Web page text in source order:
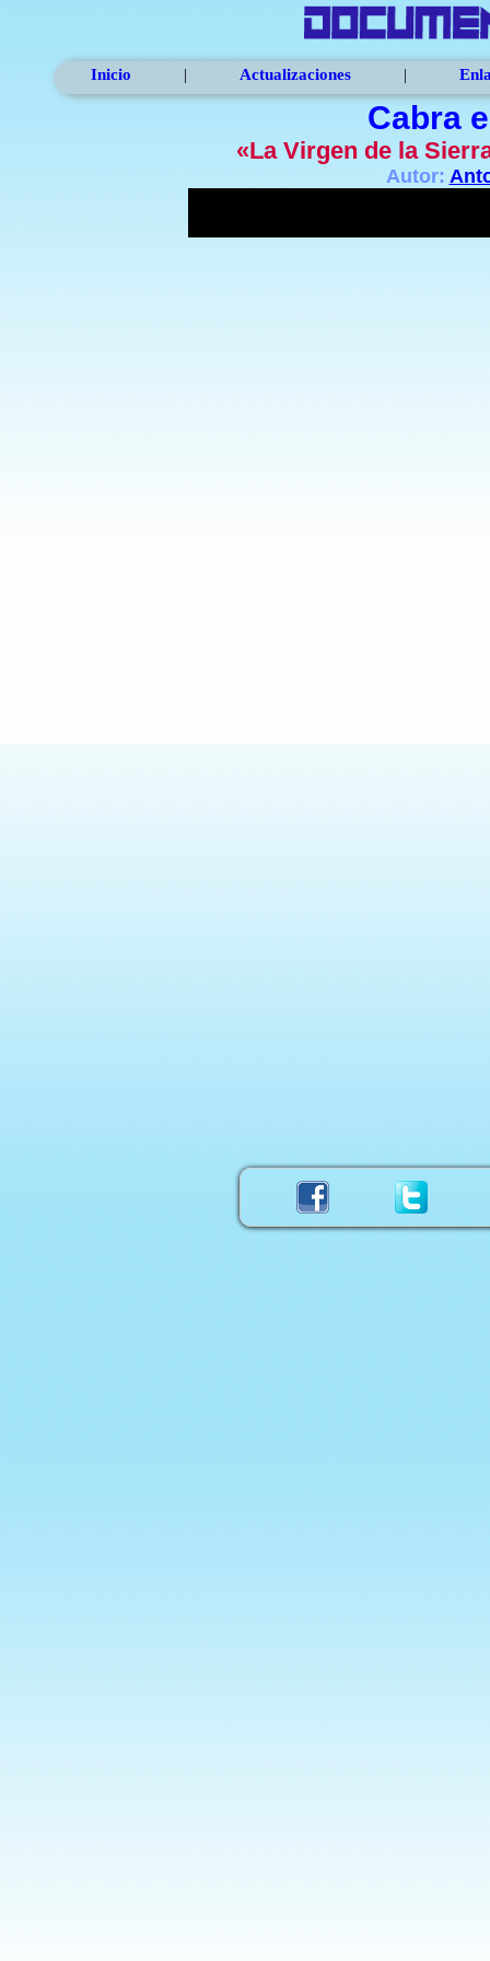
Inicio | Actualizaciones |
Cabra
«La Virgen de la
Autor: